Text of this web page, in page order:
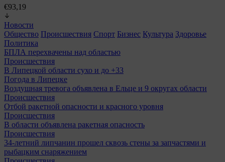
€93,19
Новости
Общество Происшествия Спорт Бизнес Культура Здоровье
Политика
БПЛА перехвачены над областью
Происшествия
В Липецкой области сухо и до +33
Погода в Липецке
Воздушная тревога объявлена в Ельце и 9 округах области
Происшествия
Отбой ракетной опасности и красного уровня
Происшествия
В области объявлена ракетная опасность
Происшествия
34-летний липчанин прошел сквозь стены за запчастями и
рыбацким снаряжением